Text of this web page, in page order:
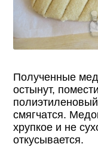
Полученные
остынут,
смягчатся.
хрупкое и не
откусывается.